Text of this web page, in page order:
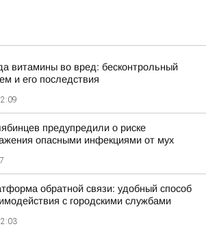
витамины во вред: бесконтрольный
и его последствия
предупредили о риске
опасными инфекциями от мух
обратной связи: удобный способ
с городскими службами